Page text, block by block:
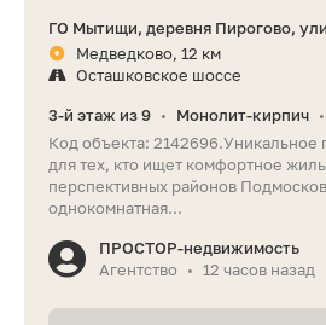
ГО Мытищи, деревня Пирогово,
Медведково, 12 км
Осташковское шоссе
3-й этаж из 9 • Монолит-кирпич •
Код объекта:
для тех, кто ищет комфортное
перспективных районов
однокомнатная...
ПРОСТОР-недвижимость
Агентство
• 12 часов назад